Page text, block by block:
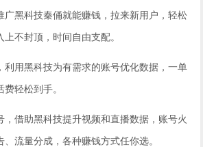
广黑科技秦俑就能赚钱，拉来新用户，轻松
不封顶，时间自由支配。
利用黑科技为有需求的账号优化数据，一单
轻松到手。
，借助黑科技提升视频和直播数据，账号火
流量分成，各种赚钱方式任你选。